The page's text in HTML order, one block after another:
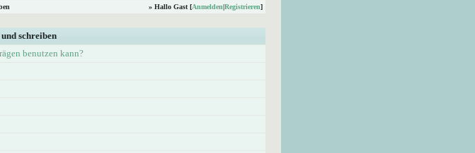
» Hallo Gast [Anmelden|Registrieren]
schreiben
benutzen kann?